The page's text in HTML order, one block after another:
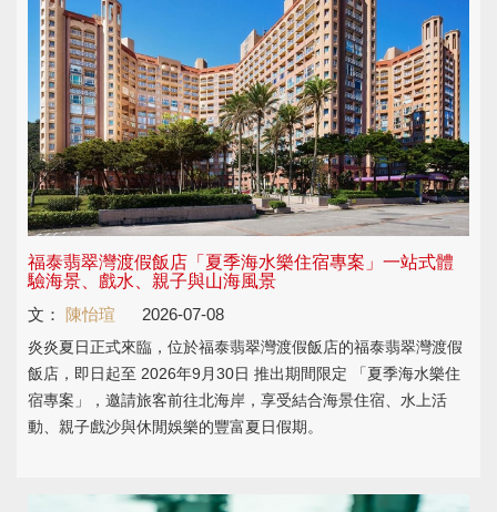
福泰翡翠灣渡假飯店「夏季海水樂住宿專案」一站式體
驗海景、戲水、親子與山海風景
文：
陳怡瑄 2026-07-08
炎炎夏日正式來臨，位於福泰翡翠灣渡假飯店的福泰翡翠灣渡假
飯店，即日起至 2026年9月30日 推出期間限定 「夏季海水樂住
宿專案」，邀請旅客前往北海岸，享受結合海景住宿、水上活
動、親子戲沙與休閒娛樂的豐富夏日假期。